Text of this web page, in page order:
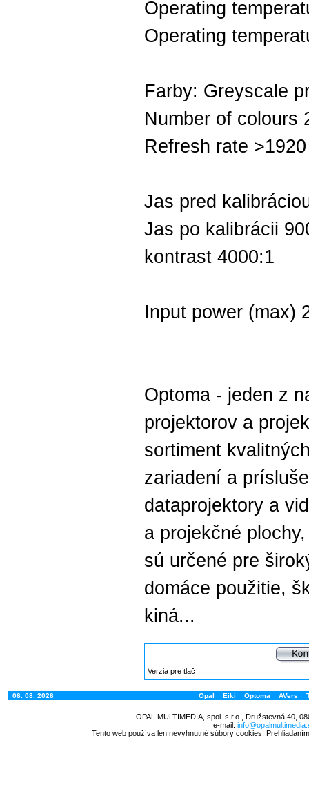
Operating
Operating
Farby: Greyscale
Number of colours
Refresh rate
Jas pred
Jas po kalibrácii
kontrast 4000:1
Input power (max)
Optoma - jeden z
projektorov a
sortiment
zariadení a
dataprojektory a
a projekčné
sú určené pre
domáce použitie,
kiná...
Verzia pre tlač
06. 08. 2026 Opal Eiki Optoma AVers
OPAL MULTIMEDIA, spol. s r.o., Družstevná 40,
e-mail:
Tento web používa len nevyhnutné súbory cookies.